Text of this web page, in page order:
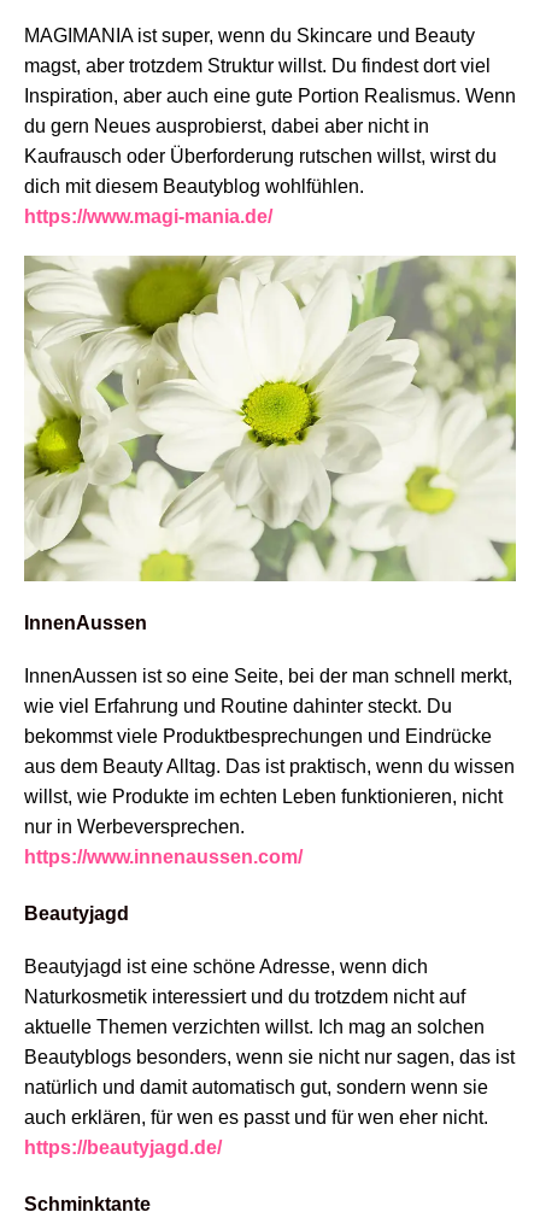
MAGIMANIA ist super, wenn du Skincare und Beauty
magst, aber trotzdem Struktur willst. Du findest dort viel
Inspiration, aber auch eine gute Portion Realismus. Wenn
du gern Neues ausprobierst, dabei aber nicht in
Kaufrausch oder Überforderung rutschen willst, wirst du
dich mit diesem Beautyblog wohlfühlen.
https://www.magi-mania.de/
InnenAussen
InnenAussen ist so eine Seite, bei der man schnell merkt,
wie viel Erfahrung und Routine dahinter steckt. Du
bekommst viele Produktbesprechungen und Eindrücke
aus dem Beauty Alltag. Das ist praktisch, wenn du wissen
willst, wie Produkte im echten Leben funktionieren, nicht
nur in Werbeversprechen.
https://www.innenaussen.com/
Beautyjagd
Beautyjagd ist eine schöne Adresse, wenn dich
Naturkosmetik interessiert und du trotzdem nicht auf
aktuelle Themen verzichten willst. Ich mag an solchen
Beautyblogs besonders, wenn sie nicht nur sagen, das ist
natürlich und damit automatisch gut, sondern wenn sie
auch erklären, für wen es passt und für wen eher nicht.
https://beautyjagd.de/
Schminktante